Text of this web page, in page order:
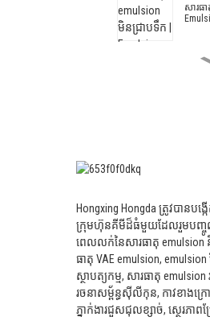
សារធ
ថ្នាំកូ
ថ្នាក់
ស្ថាប
Hongxing Hongda ត្រូវបានបង្
ក្រុមហ៊ុនគីមីដ៏ធំមួយដែលរួមបញ្ចូល
ពេលលក់នៃសារធាតុ emulsion
ធាតុ VAE emulsion,
ស្ថាបត្យកម្ម, សារធាតុ emulsion
រចនាសម្ព័ន្ធស៊ីលីកុន, កាវខាងក្រោ
ភ្នាក់ងារជួសជុលខ្សាច់, ស្ថេរភាពច្